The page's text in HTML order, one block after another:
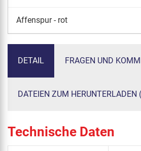
Affenspur - rot
DETAIL FRAGEN UND
DATEIEN ZUM HERUNTERLADEN
Technische Daten